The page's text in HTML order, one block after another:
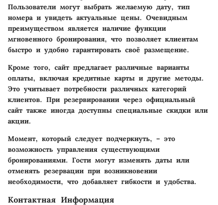
Пользователи могут выбрать желаемую дату, тип
номера и увидеть актуальные цены. Очевидным
преимуществом является наличие функции
мгновенного бронирования, что позволяет клиентам
быстро и удобно гарантировать своё размещение.
Кроме того, сайт предлагает различные варианты
оплаты, включая кредитные карты и другие методы.
Это учитывает потребности различных категорий
клиентов. При резервировании через официальный
сайт также иногда доступны специальные скидки или
акции.
Момент, который следует подчеркнуть, – это
возможность управления существующими
бронированиями. Гости могут изменять даты или
отменять резервации при возникновении
необходимости, что добавляет гибкости и удобства.
Контактная Информация